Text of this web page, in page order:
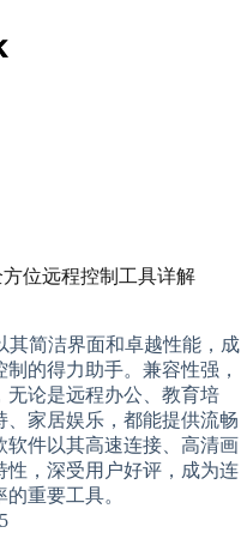
位远程控制工具详解
其简洁界面和卓越性能，成
的得力助手。兼容性强，
无论是远程办公、教育培
、家居娱乐，都能提供流畅
软件以其高速连接、高清画
性，深受用户好评，成为连
重要工具。